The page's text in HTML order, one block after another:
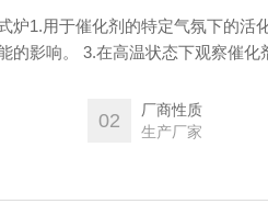
炉1.用于催化剂的特定气氛下的活
的影响。 3.在高温状态下观察催
02
厂商性质
生产厂家